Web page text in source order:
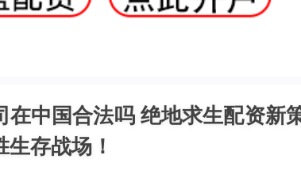
在中国合法吗 绝地求生配资新
存战场！